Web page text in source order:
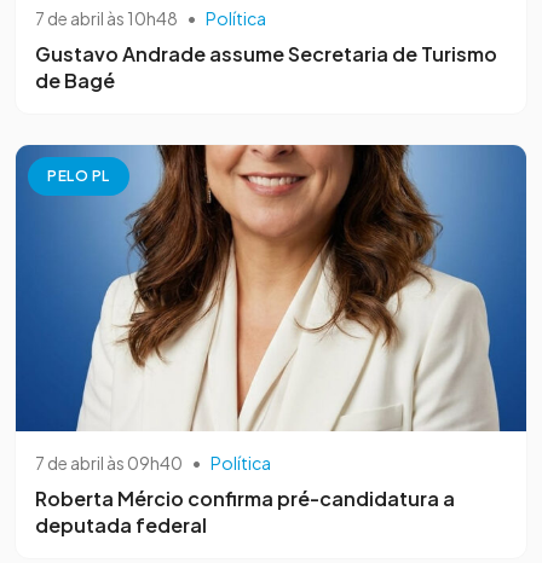
7 de abril às 10h48 • Política
Gustavo Andrade assume Secretaria de Turismo
de Bagé
PELO PL
7 de abril às 09h40 • Política
Roberta Mércio confirma pré-candidatura a
deputada federal